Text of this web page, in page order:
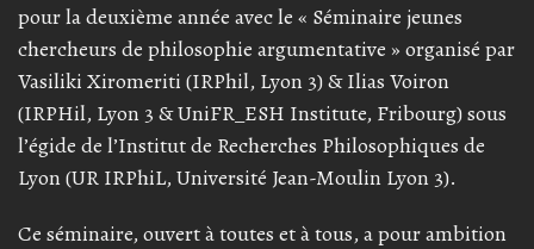
pour la deuxième année avec le « Séminaire jeunes
chercheurs de philosophie argumentative » organisé par
Vasiliki Xiromeriti (IRPhil, Lyon 3) & Ilias Voiron
(IRPHil, Lyon 3 & UniFR_ESH Institute, Fribourg) sous
l’égide de l’Institut de Recherches Philosophiques de
Lyon (UR IRPhiL, Université Jean-Moulin Lyon 3).
Ce séminaire, ouvert à toutes et à tous, a pour ambition